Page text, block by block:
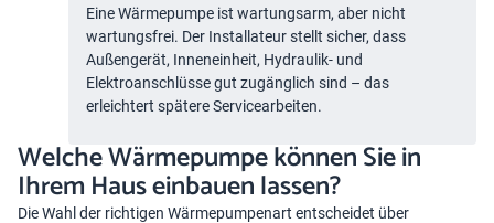
Eine Wärmepumpe ist wartungsarm, aber nicht
wartungsfrei. Der Installateur stellt sicher, dass
Außengerät, Inneneinheit, Hydraulik- und
Elektroanschlüsse gut zugänglich sind – das
erleichtert spätere Servicearbeiten.
Welche Wärmepumpe können Sie in
Ihrem Haus einbauen lassen?
Die Wahl der richtigen Wärmepumpenart entscheidet über